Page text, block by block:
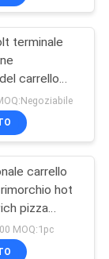
17
terminale
carrello
carrello
hot
pizza
MOQ:1pc